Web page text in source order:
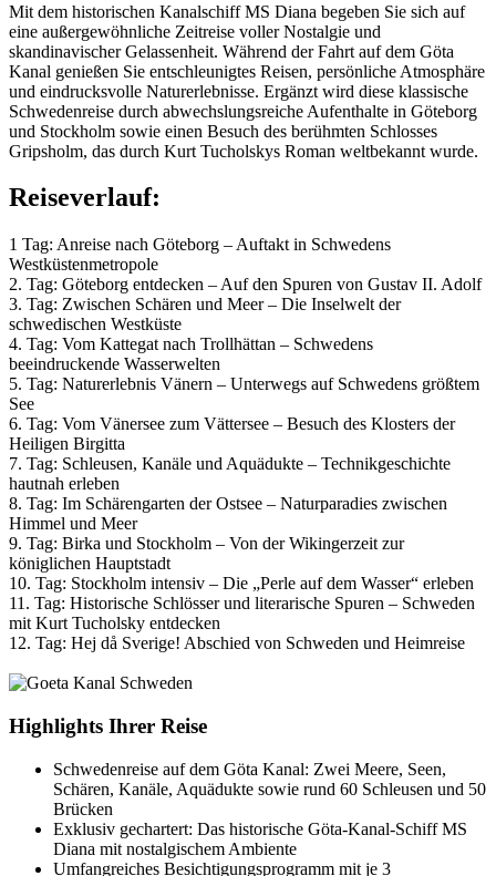
Mit dem historischen Kanalschiff MS Diana begeben Sie sich auf
eine außergewöhnliche Zeitreise voller Nostalgie und
skandinavischer Gelassenheit. Während der Fahrt auf dem Göta
Kanal genießen Sie entschleunigtes Reisen, persönliche Atmosphäre
und eindrucksvolle Naturerlebnisse. Ergänzt wird diese klassische
Schwedenreise durch abwechslungsreiche Aufenthalte in Göteborg
und Stockholm sowie einen Besuch des berühmten Schlosses
Gripsholm, das durch Kurt Tucholskys Roman weltbekannt wurde.
Reiseverlauf:
1 Tag: Anreise nach Göteborg – Auftakt in Schwedens
Westküstenmetropole
2. Tag: Göteborg entdecken – Auf den Spuren von Gustav II. Adolf
3. Tag: Zwischen Schären und Meer – Die Inselwelt der
schwedischen Westküste
4. Tag: Vom Kattegat nach Trollhättan – Schwedens
beeindruckende Wasserwelten
5. Tag: Naturerlebnis Vänern – Unterwegs auf Schwedens größtem
See
6. Tag: Vom Vänersee zum Vättersee – Besuch des Klosters der
Heiligen Birgitta
7. Tag: Schleusen, Kanäle und Aquädukte – Technikgeschichte
hautnah erleben
8. Tag: Im Schärengarten der Ostsee – Naturparadies zwischen
Himmel und Meer
9. Tag: Birka und Stockholm – Von der Wikingerzeit zur
königlichen Hauptstadt
10. Tag: Stockholm intensiv – Die „Perle auf dem Wasser“ erleben
11. Tag: Historische Schlösser und literarische Spuren – Schweden
mit Kurt Tucholsky entdecken
12. Tag: Hej då Sverige! Abschied von Schweden und Heimreise
Highlights Ihrer Reise
Schwedenreise auf dem Göta Kanal: Zwei Meere, Seen,
Schären, Kanäle, Aquädukte sowie rund 60 Schleusen und 50
Brücken
Exklusiv gechartert: Das historische Göta-Kanal-Schiff MS
Diana mit nostalgischem Ambiente
Umfangreiches Besichtigungsprogramm mit je 3